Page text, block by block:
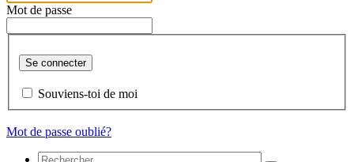
Mot de passe
Se connecter
Souviens-toi de moi
Mot de passe oublié?